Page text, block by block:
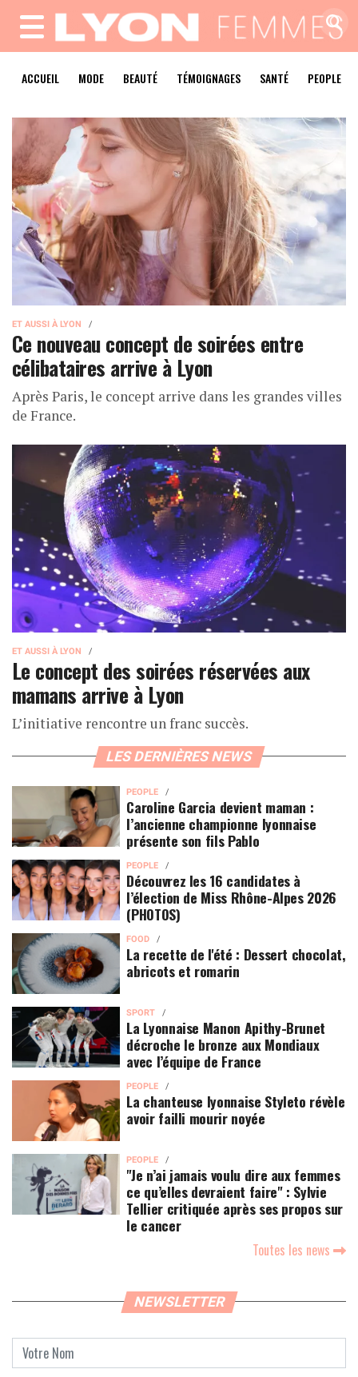
MENU
ACCUEIL MODE BEAUTÉ TÉMOIGNAGES SANTÉ PEOPLE
ET AUSSI À LYON
Ce nouveau concept de soirées entre
célibataires arrive à Lyon
Après Paris, le concept arrive dans les grandes villes
de France.
ET AUSSI À LYON
Le concept des soirées réservées aux
mamans arrive à Lyon
L’initiative rencontre un franc succès.
LES DERNIÈRES NEWS
PEOPLE
Caroline Garcia devient maman :
l’ancienne championne lyonnaise
présente son fils Pablo
PEOPLE
Découvrez les 16 candidates à
l’élection de Miss Rhône-Alpes 2026
(PHOTOS)
FOOD
La recette de l'été : Dessert chocolat,
abricots et romarin
SPORT
La Lyonnaise Manon Apithy-Brunet
décroche le bronze aux Mondiaux
avec l’équipe de France
PEOPLE
La chanteuse lyonnaise Styleto révèle
avoir failli mourir noyée
PEOPLE
"Je n’ai jamais voulu dire aux femmes
ce qu’elles devraient faire" : Sylvie
Tellier critiquée après ses propos sur
le cancer
Toutes les news
NEWSLETTER